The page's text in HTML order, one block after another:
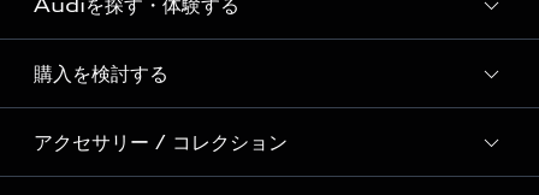
Audi ブランド
Story of Progress
Audi Sport
Formula 1®
ディーラー検索
新車在庫検索
試乗車・展示車検索
購入を検討する
モデル一覧
アクセサリー / コレクション